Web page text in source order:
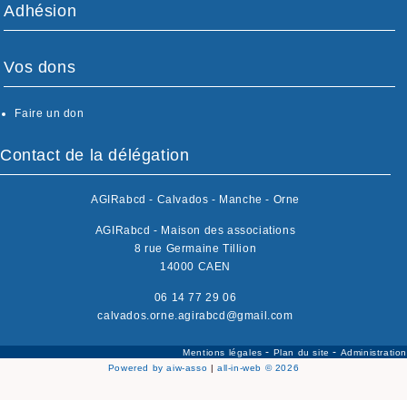
Adhésion
Vos dons
Faire un don
Contact de la délégation
AGIRabcd - Calvados - Manche - Orne
AGIRabcd - Maison des associations
8 rue Germaine Tillion
14000 CAEN
06 14 77 29 06
calvados.orne.agirabcd@gmail.com
Mentions légales- Plan du site- Administration
Powered by aiw-asso | all-in-web © 2026